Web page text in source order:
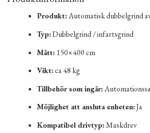
Produkt:Automatisk dubbelgrind
Typ:Dubbelgrind / infartsgrind
Mått:150×400 cm
Vikt:ca 48 kg
Tillbehör som ingår:
Möjlighet att ansluta enheten:Ja
Kompatibel drivtyp:Maskdrev